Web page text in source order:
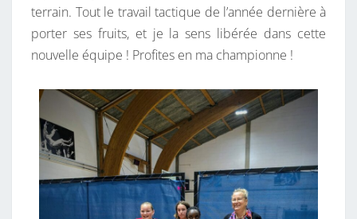
terrain. Tout le travail tactique de l’année dernière à
porter ses fruits, et je la sens libérée dans cette
nouvelle équipe ! Profites en ma championne !